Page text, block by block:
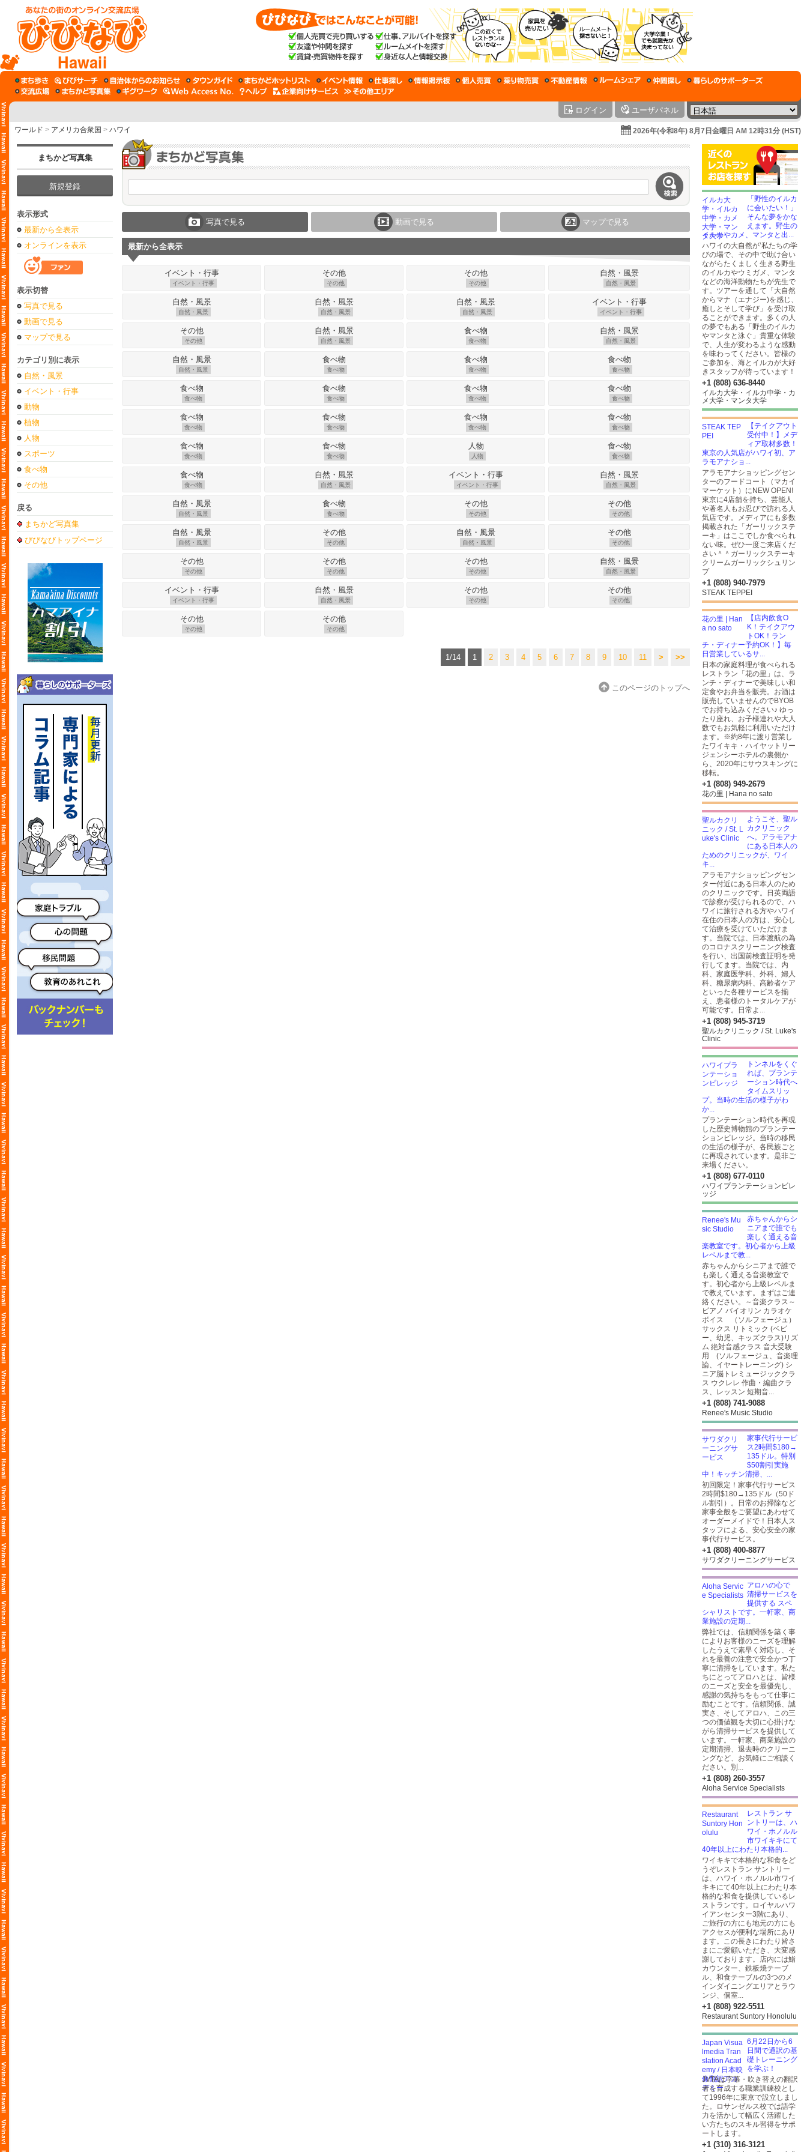
Hawaii
ログイン ユーザパネル
ワールド > アメリカ合衆国 > ハワイ 2026年(令和8年) 8月7日金曜日 AM 12時31分 (HST)
まちかど写真集
新規登録
表示形式
最新から全表示
オンラインを表示
表示切替
写真で見る
動画で見る
マップで見る
カテゴリ別に表示
自然・風景
イベント・行事
動物
植物
人物
スポーツ
食べ物
その他
戻る
まちかど写真集
びびなびトップページ
写真で見る 動画で見る マップで見る
最新から全表示
イベント・行事
自然・風景
その他
自然・風景
食べ物
食べ物
食べ物
食べ物
自然・風景
自然・風景
その他
イベント・行事
その他
その他
自然・風景
自然・風景
食べ物
食べ物
食べ物
食べ物
自然・風景
食べ物
その他
その他
自然・風景
その他
その他
自然・風景
食べ物
食べ物
食べ物
食べ物
人物
イベント・行事
その他
自然・風景
その他
その他
自然・風景
イベント・行事
自然・風景
食べ物
食べ物
食べ物
食べ物
自然・風景
その他
その他
自然・風景
その他
1/14 1 2 3 4 5 6 7 8 9 10 11 > >>
このページのトップへ
「野性のイルカ
に会いたい！」
そんな夢をかな
えます。野生の
イルカやカメ、マンタと出...
ハワイの大自然が’私たちの学
びの場で、その中で助け合い
ながらたくましく生きる野生
のイルカやウミガメ、マンタ
などの海洋動物たちが先生で
す。ツアーを通して「大自然
からマナ（エナジー)を感じ、
癒しとそして学び」を受け取
ることができます。多くの人
の夢でもある「野生のイルカ
やマンタと泳ぐ」貴重な体験
で、人生が変わるような感動
を味わってください。皆様の
ご参加を、海とイルカが大好
きスタッフが待っています！
+1 (808) 636-8440
イルカ大学・イルカ中学・カ
メ大学・マンタ大学
【テイクアウト
受付中！】メデ
ィア取材多数！
東京の人気店がハワイ初、ア
ラモアナショ...
アラモアナショッピングセン
ターのフードコート（マカイ
マーケット）にNEW OPEN!
東京に4店舗を持ち、芸能人
や著名人もお忍びで訪れる人
気店です。メディアにも多数
掲載された「ガーリックステ
ーキ」はここでしか食べられ
ない味。ぜひ一度ご来店くだ
さい＾＾ガーリックステーキ
クリームガーリックシュリン
プ
+1 (808) 940-7979
STEAK TEPPEI
【店内飲食O
K！テイクアウ
トOK！ラン
チ・ディナー予約OK！】毎
日営業しているサ...
日本の家庭料理が食べられる
レストラン「花の里」は、ラ
ンチ・ディナーで美味しい和
定食やお弁当を販売。お酒は
販売していませんのでBYOB
でお持ち込みください♪ ゆっ
たり座れ、お子様連れや大人
数でもお気軽に利用いただけ
ます。※約8年に渡り営業し
たワイキキ・ハイヤットリー
ジェンシーホテルの裏側か
ら、2020年にサウスキングに
移転。
+1 (808) 949-2679
花の里 | Hana no sato
ようこそ、聖ル
カクリニック
へ。アラモアナ
にある日本人の
ためのクリニックが、ワイ
キ...
アラモアナショッピングセン
ター付近にある日本人のため
のクリニックです。日英両語
で診察が受けられるので、ハ
ワイに旅行される方やハワイ
在住の日本人の方は、安心し
て治療を受けていただけま
す。当院では、日本渡航の為
のコロナスクリーニング検査
を行い、出国前検査証明を発
行してます。当院では、内
科、家庭医学科、外科、婦人
科、糖尿病内科、高齢者ケア
といった各種サービスを揃
え、患者様のトータルケアが
可能です。日常よ...
+1 (808) 945-3719
聖ルカクリニック / St. Luke's
Clinic
トンネルをくぐ
れば、プランテ
ーション時代へ
タイムスリッ
プ。当時の生活の様子がわ
か...
プランテーション時代を再現
した歴史博物館のプランテー
ションビレッジ。当時の移民
の生活の様子が、各民族ごと
に再現されています。是非ご
来場ください。
+1 (808) 677-0110
ハワイプランテーションビレ
ッジ
赤ちゃんからシ
ニアまで誰でも
楽しく通える音
楽教室です。初心者から上級
レベルまで教...
赤ちゃんからシニアまで誰で
も楽しく通える音楽教室で
す。初心者から上級レベルま
で教えています。まずはご連
絡ください。～音楽クラス～
ピアノ バイオリン カラオケ
ボイス （ソルフェージュ）
サックス リトミック (ベビ
ー、幼児、キッズクラス)リズ
ム 絶対音感クラス 音大受験
用 (ソルフェージュ、音楽理
論、イヤートレーニング) シ
ニア脳トレミュージッククラ
ス ウクレレ 作曲・編曲クラ
ス、レッスン 短期音...
+1 (808) 741-9088
Renee's Music Studio
家事代行サービ
ス2時間$180→
135ドル。特別
$50割引実施
中！キッチン清掃、...
初回限定！家事代行サービス
2時間$180→135ドル（50ド
ル割引）。日常のお掃除など
家事全般をご要望にあわせて
オーダーメイドで！日本人ス
タッフによる、安心安全の家
事代行サービス。
+1 (808) 400-8877
サワダクリーニングサービス
アロハの心で
清掃サービスを
提供する スペ
シャリストです。一軒家、商
業施設の定期...
弊社では、信頼関係を築く事
によりお客様のニーズを理解
したうえで素早く対応し、そ
れを最善の注意で安全かつ丁
寧に清掃をしています。私た
ちにとってアロハとは、皆様
のニーズと安全を最優先し、
感謝の気持ちをもって仕事に
励むことです。信頼関係、誠
実さ、そしてアロハ、この三
つの価値観を大切に心掛けな
がら清掃サービスを提供して
います。一軒家、商業施設の
定期清掃、退去時のクリーニ
ングなど、お気軽にご相談く
ださい。別...
+1 (808) 260-3557
Aloha Service Specialists
レストラン サ
ントリーは、ハ
ワイ・ホノルル
市ワイキキにて
40年以上にわたり本格的...
ワイキキで本格的な和食をど
うぞレストラン サントリー
は、ハワイ・ホノルル市ワイ
キキにて40年以上にわたり本
格的な和食を提供しているレ
ストランです。ロイヤルハワ
イアンセンター3階にあり、
ご旅行の方にも地元の方にも
アクセスが便利な場所にあり
ます。この長きにわたり皆さ
まにご愛顧いただき、大変感
謝しております。店内には鮨
カウンター、鉄板焼テーブ
ル、和食テーブルの3つのメ
インダイニングエリアとラウ
ンジ、個室...
+1 (808) 922-5511
Restaurant Suntory Honolulu
6月22日から6
日間で通訳の基
礎トレーニング
を学ぶ！
JVTAは字幕・吹き替えの翻訳
者を育成する職業訓練校とし
て1996年に東京で設立しまし
た。ロサンゼルス校では語学
力を活かして幅広く活躍した
い方たちのスキル習得をサポ
ートします。
+1 (310) 316-3121